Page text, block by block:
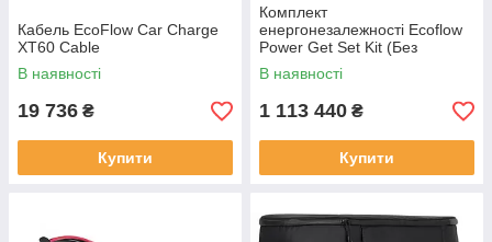
Кабель EcoFlow Car Charge
XT60 Cable
В наявності
19 736 ₴
Купити
Комплект
енергонезалежності Ecoflow
Power Get Set Kit (Без
Батарей)
В наявності
1 113 440 ₴
Купити